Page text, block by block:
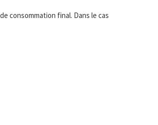
consommation final. Dans le cas